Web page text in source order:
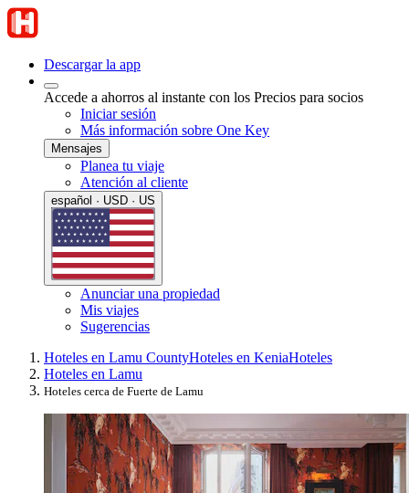
Descargar la app
Accede a ahorros al instante con los Precios para socios
Iniciar sesión
Más información sobre One Key
Mensajes
Planea tu viaje
Atención al cliente
español · USD · US
Anunciar una propiedad
Mis viajes
Sugerencias
Hoteles en Lamu CountyHoteles en KeniaHoteles
Hoteles en Lamu
Hoteles cerca de Fuerte de Lamu